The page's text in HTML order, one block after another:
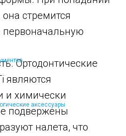
аксессуары
стремится
первоначальную
Ортодонтические
являются
и химически
подвержены
налета, что